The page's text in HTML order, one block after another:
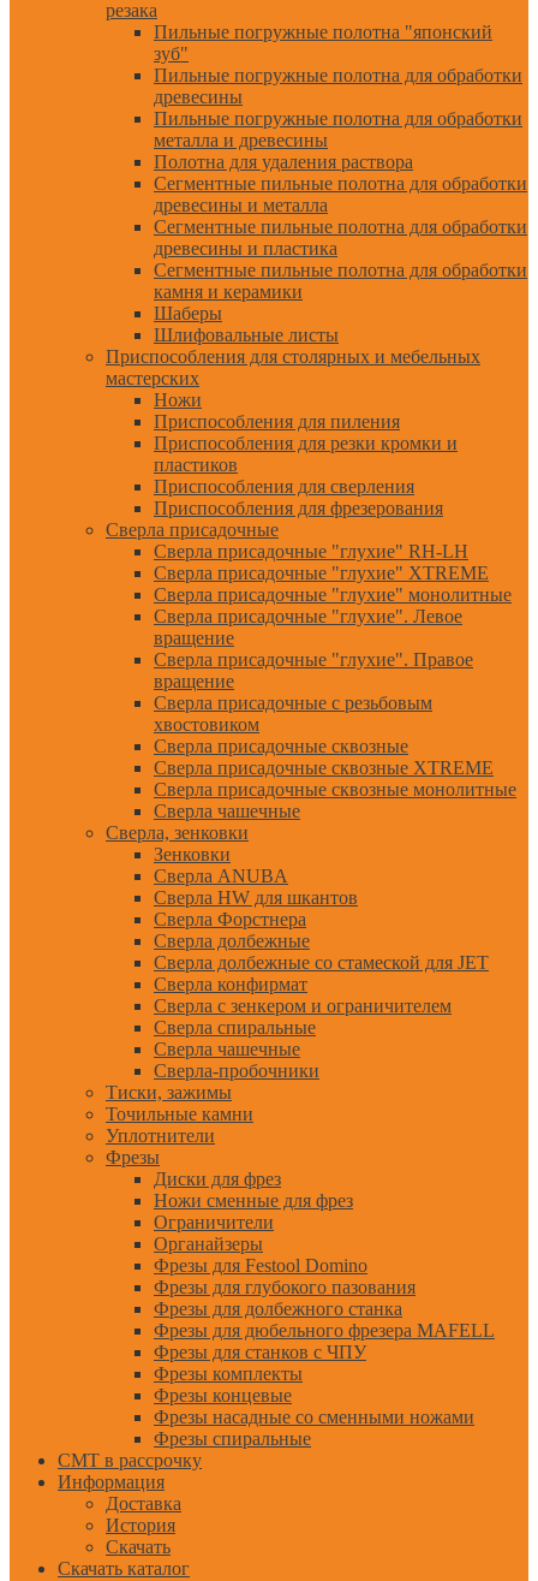
резака
Пильные погружные полотна "японский
зуб"
Пильные погружные полотна для обработки
древесины
Пильные погружные полотна для обработки
металла и древесины
Полотна для удаления раствора
Сегментные пильные полотна для обработки
древесины и металла
Сегментные пильные полотна для обработки
древесины и пластика
Сегментные пильные полотна для обработки
камня и керамики
Шаберы
Шлифовальные листы
Приспособления для столярных и мебельных
мастерских
Ножи
Приспособления для пиления
Приспособления для резки кромки и
пластиков
Приспособления для сверления
Приспособления для фрезерования
Сверла присадочные
Сверла присадочные "глухие" RH-LH
Сверла присадочные "глухие" XTREME
Сверла присадочные "глухие" монолитные
Сверла присадочные "глухие". Левое
вращение
Сверла присадочные "глухие". Правое
вращение
Сверла присадочные с резьбовым
хвостовиком
Сверла присадочные сквозные
Сверла присадочные сквозные XTREME
Сверла присадочные сквозные монолитные
Сверла чашечные
Сверла, зенковки
Зенковки
Сверла ANUBA
Сверла HW для шкантов
Сверла Форстнера
Сверла долбежные
Сверла долбежные со стамеской для JET
Сверла конфирмат
Сверла с зенкером и ограничителем
Сверла спиральные
Сверла чашечные
Сверла-пробочники
Тиски, зажимы
Точильные камни
Уплотнители
Фрезы
Диски для фрез
Ножи сменные для фрез
Ограничители
Органайзеры
Фрезы для Festool Domino
Фрезы для глубокого пазования
Фрезы для долбежного станка
Фрезы для дюбельного фрезера MAFELL
Фрезы для станков с ЧПУ
Фрезы комплекты
Фрезы концевые
Фрезы насадные со сменными ножами
Фрезы спиральные
CMT в рассрочку
Информация
Доставка
История
Скачать
Скачать каталог